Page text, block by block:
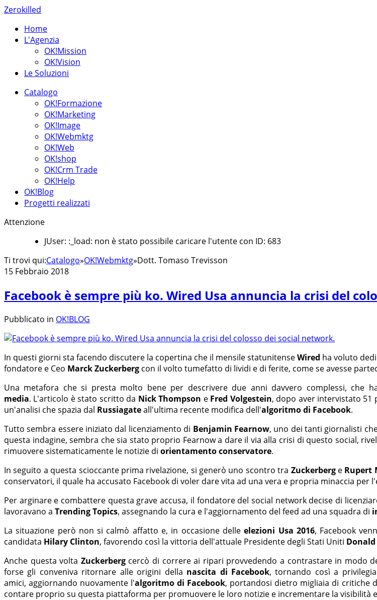
Zerokilled
Home
L'Agenzia
OK!Mission
OK!Vision
Le Soluzioni
Catalogo
OK!Formazione
OK!Marketing
OK!Image
OK!Webmktg
OK!Web
OK!shop
OK!Crm Trade
OK!Help
OK!Blog
Progetti realizzati
Attenzione
JUser: :_load: non è stato possibile caricare l'utente con ID: 683
Ti trovi qui:Catalogo»OK!Webmktg»Dott. Tomaso Trevisson
15 Febbraio 2018
Facebook è sempre più ko. Wired Usa annuncia la crisi del
Pubblicato in OK!BLOG
In questi giorni sta facendo discutere la copertina che il mensile statunitenseWired ha voluto
fondatore e Ceo Marck Zuckerberg con il volto tumefatto di lividi e di ferite, come se avesse
Una metafora che si presta molto bene per descrivere due anni davvero complessi, che
media. L'articolo è stato scritto da Nick Thompson e Fred Volgestein, dopo aver intervistato 51
un'analisi che spazia dal Russiagateall'ultima recente modifica dell'algoritmo di Facebook.
Tutto sembra essere iniziato dal licenziamento di Benjamin Fearnow, uno dei tanti giornalisti
questa indagine, sembra che sia stato proprio Fearnow a dare il via alla crisi di questo social,
rimuovere sistematicamente le notizie di orientamento conservatore.
In seguito a questa scioccante prima rivelazione, si generò uno scontro tra Zuckerberge Rupert
conservatori, il quale ha accusato Facebook di voler dare vita ad una vera e propria minaccia per
Per arginare e combattere questa grave accusa, il fondatore del social network decise di
lavoravano a Trending Topics, assegnando la cura e l'aggiornamento del feed ad una squadra di
La situazione però non si calmò affatto e, in occasione delleelezioni Usa 2016, Facebook
candidata Hilary Clinton, favorendo così la vittoria dell'attuale Presidente degli Stati Uniti
Anche questa volta Zuckerbergcercò di correre ai ripari provvedendo a contrastare in modo
forse gli conveniva ritornare alle origini della nascita di Facebook, tornando così a
amici, aggiornando nuovamente l'algoritmo di Facebook, portandosi dietro migliaia di critiche
contare proprio su questa piattaforma per promuovere le loro notizie e incrementare la visibilità